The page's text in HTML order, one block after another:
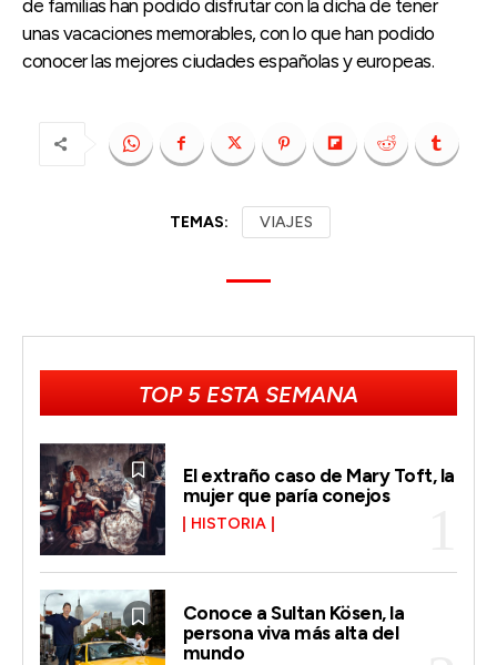
de familias han podido disfrutar con la dicha de tener
unas vacaciones memorables, con lo que han podido
conocer las mejores ciudades españolas y europeas.
TEMAS: VIAJES
TOP 5 ESTA SEMANA
El extraño caso de Mary Toft, la
mujer que paría conejos
HISTORIA
Conoce a Sultan Kösen, la
persona viva más alta del
mundo